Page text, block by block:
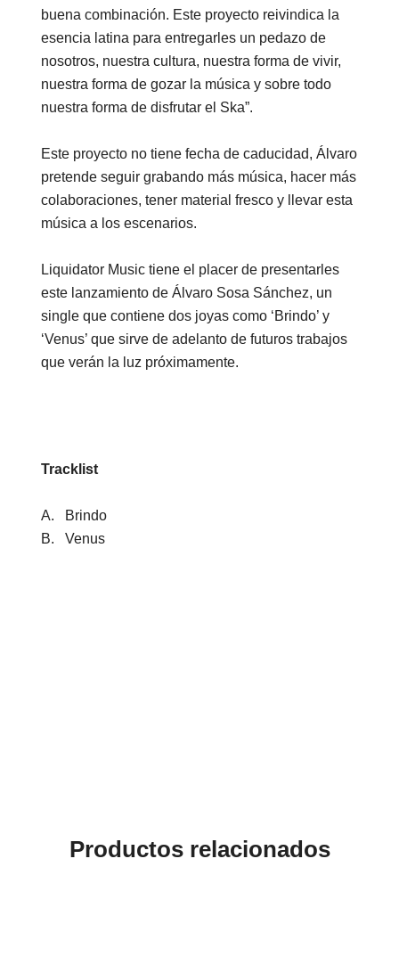
buena combinación. Este proyecto reivindica la
esencia latina para entregarles un pedazo de
nosotros, nuestra cultura, nuestra forma de vivir,
nuestra forma de gozar la música y sobre todo
nuestra forma de disfrutar el Ska”.
Este proyecto no tiene fecha de caducidad, Álvaro
pretende seguir grabando más música, hacer más
colaboraciones, tener material fresco y llevar esta
música a los escenarios.
Liquidator Music tiene el placer de presentarles
este lanzamiento de Álvaro Sosa Sánchez, un
single que contiene dos joyas como ‘Brindo’ y
‘Venus’ que sirve de adelanto de futuros trabajos
que verán la luz próximamente.
Tracklist
A. Brindo
B. Venus
Productos relacionados